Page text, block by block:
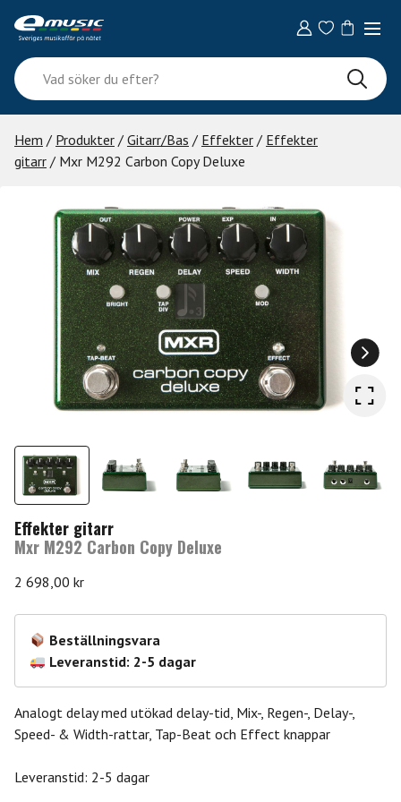
content
Vad
söker
du
efter?
Hem / Produkter / Gitarr/Bas / Effekter / Effekter
gitarr / Mxr M292 Carbon Copy Deluxe
Effekter gitarr
Mxr M292 Carbon Copy Deluxe
2 698,00 kr
Beställningsvara
Leveranstid: 2-5 dagar
Analogt delay med utökad delay-tid, Mix-, Regen-, Delay-,
Speed- & Width-rattar, Tap-Beat och Effect knappar
Leveranstid: 2-5 dagar